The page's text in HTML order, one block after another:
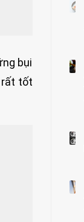
bụi
rất tốt